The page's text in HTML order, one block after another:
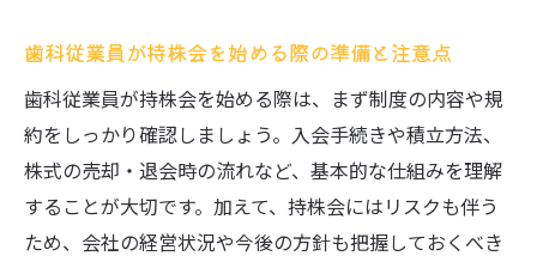
歯科持株会利用者の体験談から学ぶ活用ポ
イント
歯科の持株会を賢く使って福利厚生も充実
させる
歯科持株会を続けることで得られる長期的
な安心感
歯科従業員が持株会を始める際の準備と注意点
歯科従業員が持株会を始める際は、まず制度の内容や規
約をしっかり確認しましょう。入会手続きや積立方法、
株式の売却・退会時の流れなど、基本的な仕組みを理解
することが大切です。加えて、持株会にはリスクも伴う
ため、会社の経営状況や今後の方針も把握しておくべき